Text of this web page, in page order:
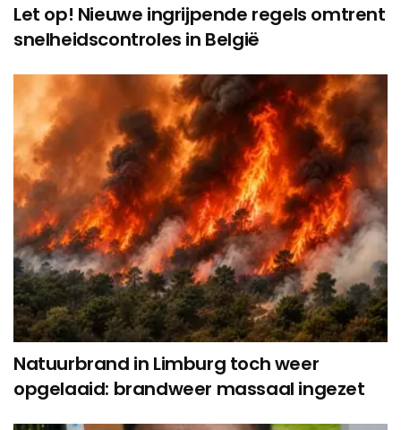
Let op! Nieuwe ingrijpende regels omtrent
snelheidscontroles in België
Natuurbrand in Limburg toch weer
opgelaaid: brandweer massaal ingezet